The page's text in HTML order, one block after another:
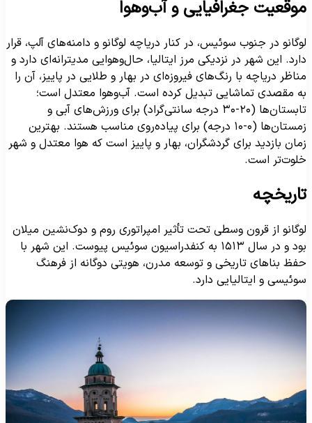
جغرافیایی و آب‌وهوا
در جنوب سوئیس، در کنار دریاچه لوگانو و دامنه‌های آلپ، قرار
این شهر در نزدیکی مرز ایتالیا، حال‌وهوایی مدیترانه‌ای دارد و
دریاچه با رنگ‌های فیروزه‌ای در بهار و طلایی در پاییز، آن را
مقصدی تماشایی تبدیل کرده است. آب‌وهوا معتدل است؛
تابستان‌ها (۲۰-۳۰ درجه سانتی‌گراد) برای ورزش‌های آبی و
زمستان‌ها (۰-۱۰ درجه) برای پیاده‌روی مناسب هستند. بهترین
بازدید برای گردشگران، بهار و پاییز است که هوا معتدل و شهر
است.
از قرون وسطی تحت تأثیر امپراتوری روم و دوک‌نشین میلان
بود و در سال ۱۵۱۳ به کنفدراسیون سوئیس پیوست. این شهر با
بناهای تاریخی و توسعه مدرن، هویتی دوگانه از فرهنگ
و ایتالیایی دارد.